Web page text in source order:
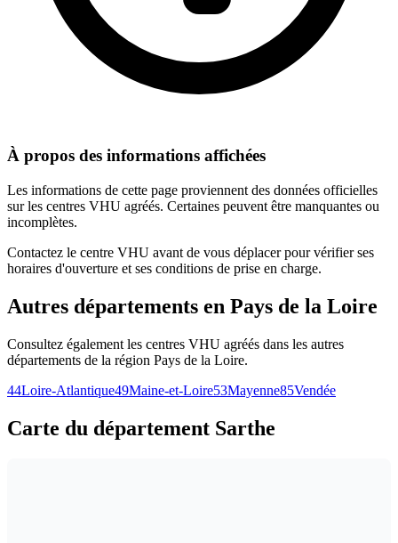
À propos des informations affichées
Les informations de cette page proviennent des données officielles
sur les centres VHU agréés. Certaines peuvent être manquantes ou
incomplètes.
Contactez le centre VHU avant de vous déplacer pour vérifier ses
horaires d'ouverture et ses conditions de prise en charge.
Autres départements en Pays de la Loire
Consultez également les centres VHU agréés dans les autres
départements de la région Pays de la Loire.
44Loire-Atlantique49Maine-et-Loire53Mayenne85Vendée
Carte du département Sarthe